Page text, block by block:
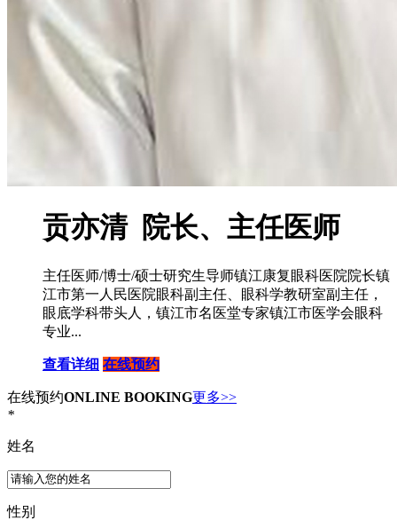
贡亦清 院长、主任医师
主任医师/博士/硕士研究生导师镇江康复眼科医院院长镇
江市第一人民医院眼科副主任、眼科学教研室副主任，
眼底学科带头人，镇江市名医堂专家镇江市医学会眼科
专业...
查看详细 在线预约
在线预约ONLINE BOOKING更多>>
*
姓名
性别